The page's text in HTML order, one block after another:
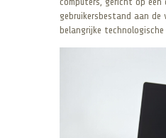
gebruikersbestand aan de
belangrijke technologische